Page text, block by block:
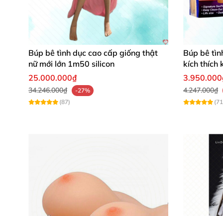
Búp bê tình dục cao cấp giống thật
nữ mới lớn 1m50 silicon
25.000.000₫
34.246.000₫
-27%
(87)
Búp bê
kích thích
4.247.000₫